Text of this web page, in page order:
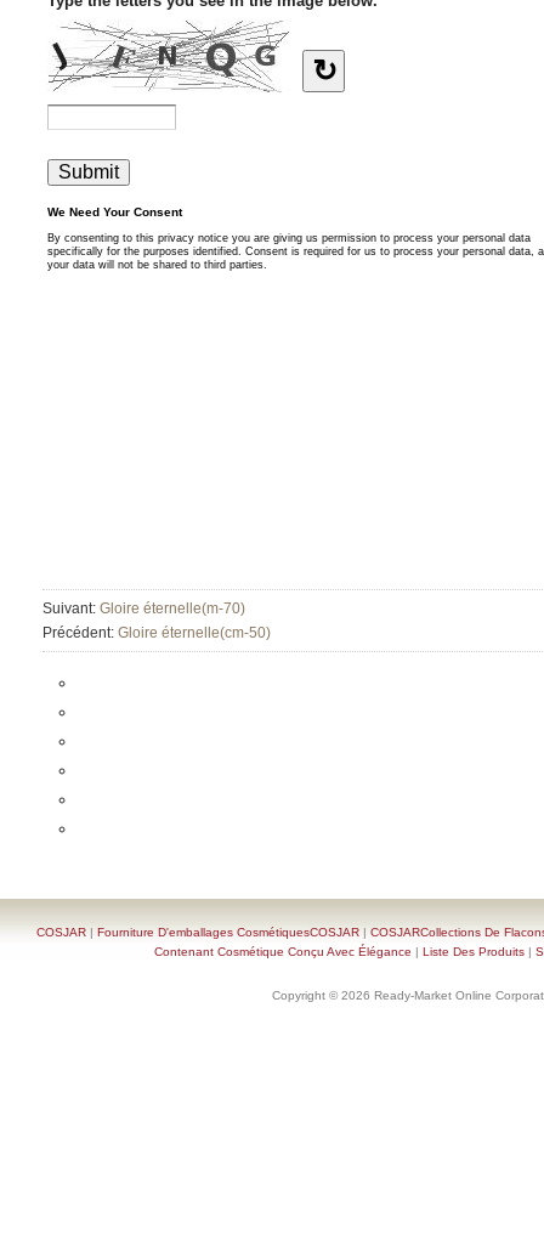
Suivant: Gloire éternelle(m-70)
Précédent: Gloire éternelle(cm-50)
COSJAR | Fourniture D'emballages CosmétiquesCOSJAR | COSJARCollections De
Contenant Cosmétique Conçu Avec Élégance | Liste Des Produits |
Copyright © 2026 Ready-Market Online